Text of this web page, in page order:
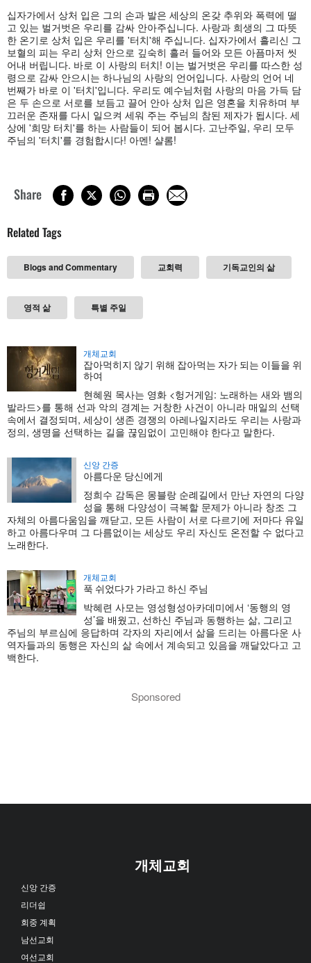
십자가에서 상처 입은 그의 손과 발은 세상의 온갖 추위와 폭력에 떨
고 있는 벌거벗은 우리를 감싸 안아주십니다. 사랑과 희생의 그 따뜻
한 온기로 상처 입은 우리를 '터치'해 주십니다. 십자가에서 흘리신 그
보혈의 피는 우리 상처 안으로 깊숙히 흘러 들어와 모든 아픔마저 씻
어내 버립니다. 바로 이 사랑의 터치! 이는 벌거벗은 우리를 따스한 성
령으로 감싸 안으시는 하나님의 사랑의 언어입니다. 사랑의 언어 네
번째가 바로 이 '터치'입니다. 우리도 예수님처럼 사랑의 마음 가득 담
은 두 손으로 서로를 보듬고 끌어 안아 상처 입은 영혼을 치유하며 부
끄러운 존재를 다시 일으켜 세워 주는 주님의 참된 제자가 됩시다. 세
상에 '희망 터치'를 하는 사람들이 되어 봅시다. 고난주일, 우리 모두
주님의 '터치'를 경험합시다! 아멘! 샬롬!
Share
Related Tags
Blogs and Commentary 교회력 기독교인의 삶
영적 삶 특별 주일
개체교회
잡아먹히지 않기 위해 잡아먹는 자가 되는 이들을 위
하여
현혜원 목사는 영화 <헝거게임: 노래하는 새와 뱀의
발라드>를 통해 선과 악의 경계는 거창한 사건이 아니라 매일의 선택
속에서 결정되며, 세상이 생존 경쟁의 아레나일지라도 우리는 사랑과
정의, 생명을 선택하는 길을 끊임없이 고민해야 한다고 말한다.
신앙 간증
아름다운 당신에게
정희수 감독은 몽블랑 순례길에서 만난 자연의 다양
성을 통해 다양성이 극복할 문제가 아니라 창조 그
자체의 아름다움임을 깨닫고, 모든 사람이 서로 다르기에 저마다 유일
하고 아름다우며 그 다름없이는 세상도 우리 자신도 온전할 수 없다고
노래한다.
개체교회
푹 쉬었다가 가라고 하신 주님
박혜련 사모는 영성형성아카데미에서 ‘동행의 영
성’을 배웠고, 선하신 주님과 동행하는 삶, 그리고
주님의 부르심에 응답하며 각자의 자리에서 삶을 드리는 아름다운 사
역자들과의 동행은 자신의 삶 속에서 계속되고 있음을 깨달았다고 고
백한다.
Sponsored
개체교회
신앙 간증
리더쉽
회중 계획
남선교회
여선교회